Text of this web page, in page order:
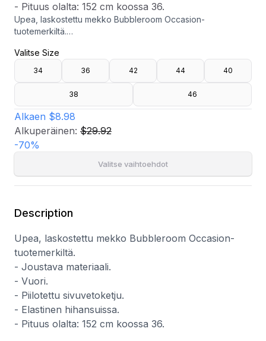
- Pituus olalta: 152 cm koossa 36.
Upea, laskostettu mekko Bubbleroom Occasion-
tuotemerkiltä.
- Vuori.
- Piilotettu sivuvetoketju.
- Elastinen hihansuissa.
- Pituus olalta: 152 cm koossa 36.
Valitse Size
34 36 42 44 40
38 46
Alkaen $8.98
Alkuperäinen: $29.92
-70%
Valitse vaihtoehdot
Description
Upea, laskostettu mekko Bubbleroom Occasion-
tuotemerkiltä.
- Joustava materiaali.
- Vuori.
- Piilotettu sivuvetoketju.
- Elastinen hihansuissa.
- Pituus olalta: 152 cm koossa 36.